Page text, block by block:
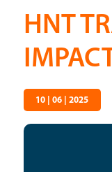
HNT
10 | 06 | 2025